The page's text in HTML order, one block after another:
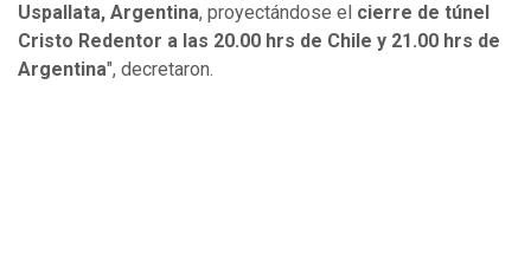
Uspallata, Argentina, proyectándose el cierre de túnel
Cristo Redentor a las 20.00 hrs de Chile y 21.00 hrs de
Argentina", decretaron.